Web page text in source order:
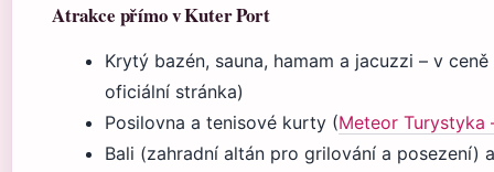
Atrakce přímo v Kuter Port
Krytý bazén, sauna, hamam a jacuzzi – v
oficiální stránka)
Posilovna a tenisové kurty (Meteor
Bali (zahradní altán pro grilování a posezení)